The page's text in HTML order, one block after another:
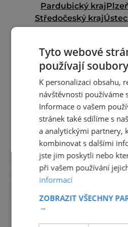
Pardubický kraj
Středočeský kraj
Zlínský
Tyto webové
používají
K personalizaci obsahu,
návštěvnosti používáme
Informace o vašem
stránek také sdílíme s
a analytickými partnery,
kombinovat s dalšími
jste jim poskytli nebo
při vašem používání
informací
ZOBRAZIT VŠECHNY
→